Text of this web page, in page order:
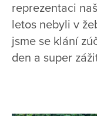
reprezentaci
letos nebyli v
jsme se klání
den a super